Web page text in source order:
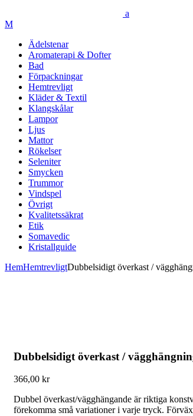
Ädelstenar
Aromaterapi & Dofter
Bad
Förpackningar
Hemtrevligt
Kläder & Textil
Klangskålar
Lampor
Ljus
Mattor
Rökelser
Seleniter
Smycken
Trummor
Vindspel
Övrigt
Kvalitetssäkrat
Etik
Somavedic
Kristallguide
HemHemtrevligtDubbelsidigt överkast /
Dubbelsidigt överkast /
366,00 kr
Dubbel överkast/vägghängande är riktiga
förekomma små variationer i varje tryck.